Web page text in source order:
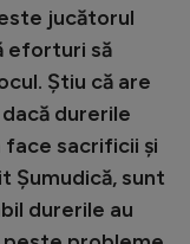
jucătorul
eforturi să
Știu că are
durerile
face sacrificii și
Șumudică, sunt
durerile au